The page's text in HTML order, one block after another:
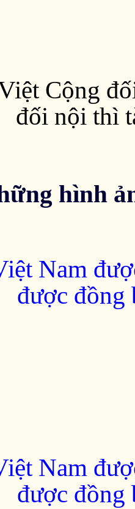
Cộng
đối nội thì
hình
Nam
được đồng
Nam
được đồng